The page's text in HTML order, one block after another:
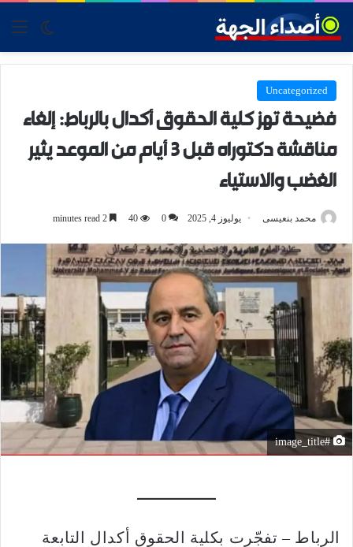
skin
Uncategorized
فضيحة تهز كلية الحقوق أكدال بالرباط: إلغاء
مناقشة دكتوراه قبل 3 أيام من الموعد يثير
الغضب والاستياء
محمد بنعيسى يوليوز 4, 2025 0
40
#image_title
الرباط – تفجّرت بكلية الحقوق أكدال التابعة